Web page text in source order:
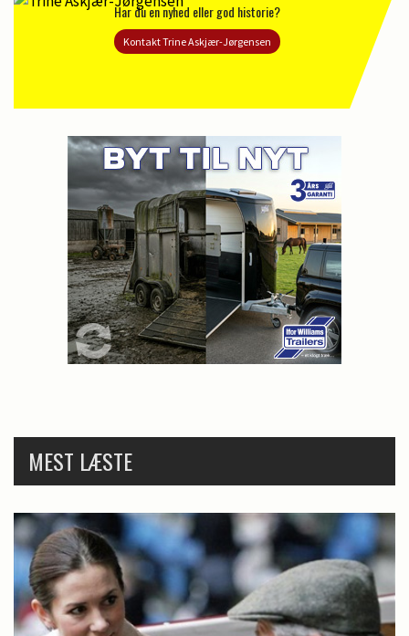
Har du en nyhed eller god historie?
Kontakt Trine Askjær-Jørgensen
MEST LÆSTE